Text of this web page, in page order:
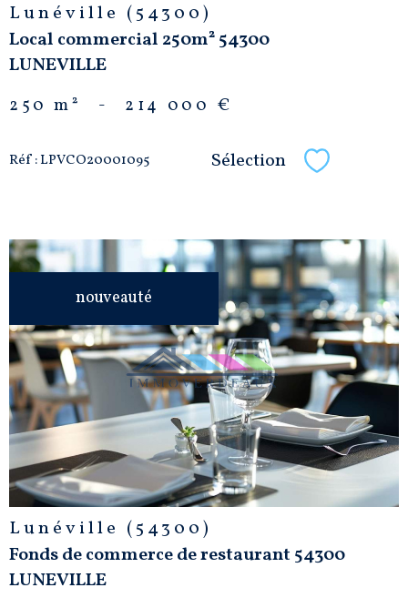
Lunéville (54300)
Local commercial 250m² 54300
LUNEVILLE
250 m² - 214 000 €
Réf : LPVCO20001095 Sélection
nouveauté
VOIR LE
BIEN
Lunéville (54300)
Fonds de commerce de restaurant 54300
LUNEVILLE